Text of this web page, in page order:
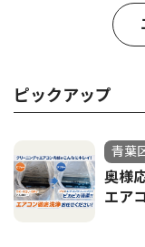
ピックアップ
青葉
奥様
エア